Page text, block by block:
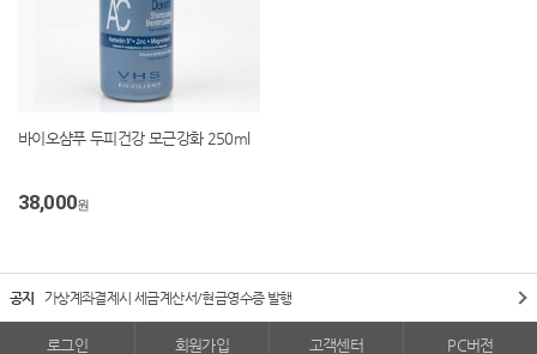
바이오샴푸 두피건강 모근강화 250ml
38,000원
공지 가상계좌결제시 세금계산서/현금영수증 발행
로그인 회원가입 고객센터 PC버전